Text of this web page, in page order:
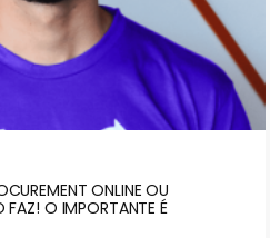
ONLINE OU
FAZ! O IMPORTANTE É